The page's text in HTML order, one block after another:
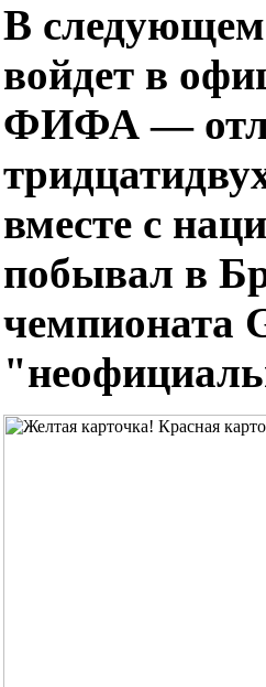
В
войдет в
ФИФА —
вместе с
побывал в
чемпионата